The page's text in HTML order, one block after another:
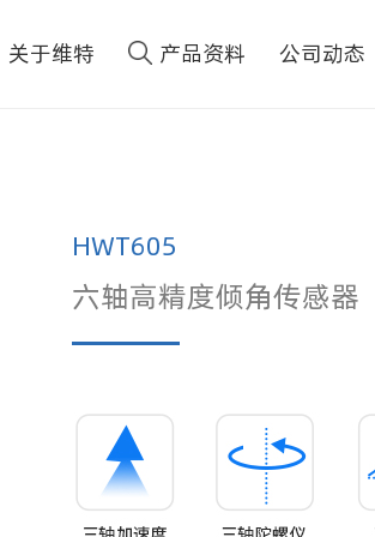
关于维特 产品资料 公司动态
HWT605
六轴高精度倾角传感器